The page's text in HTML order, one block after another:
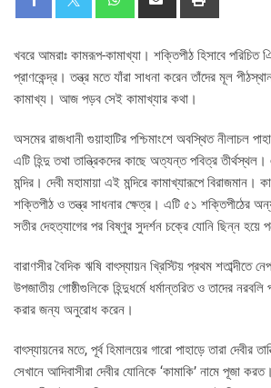
খবরে আমরাঃ কামরূপ-কামাখ্যা। শক্তিপীঠ হিসাবে পরিচিত
প্রাণকেন্দ্র। তন্ত্র মতে যাঁরা সাধনা করেন তাঁদের মূল
কামাখ্য। আজ পড়ব সেই কামাখ্যার কথা।
অসমের রাজধানী গুয়াহাটির পশ্চিমাংশে অবস্থিত নীলাচল
এটি হিন্দু তথা তান্ত্রিকদের কাছে অত্যন্ত পবিত্র তীর্থস্থল।
মন্দির। দেবী মহামায়া এই মন্দিরে কামাখ্যারূপে বিরাজমান।
শক্তিপীঠ ও তন্ত্র সাধনার ক্ষেত্র। এটি ৫১ শক্তিপীঠের
সতীর দেহত্যাগের পর বিষ্ণুর সুদর্শন চক্রে যোনি ছিন্ন হয়ে
বারাণসীর বৈদিক ঋষি বাৎস্যায়ন খ্রিস্টিয় প্রথম শতাব্দীতে
উপজাতীয় গোষ্ঠীগুলিকে হিন্দুধর্মে ধর্মান্তরিত ও তাদের
করার জন্য অনুরোধ করেন।
বাৎস্যায়নের মতে, পূর্ব হিমালয়ের গারো পাহাড়ে তারা দেবীর
সেখানে আদিবাসীরা দেবীর যোনিকে ‘কামাকি’ নামে পূজা